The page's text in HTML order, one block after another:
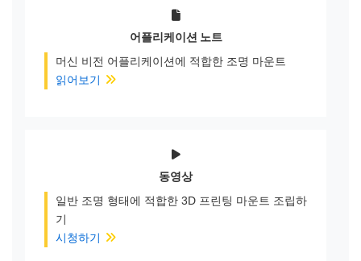
어플리케이션 노트
머신 비전 어플리케이션에 적합한 조명 마운트
읽어보기
동영상
일반 조명 형태에 적합한 3D 프린팅 마운트 조립하
기
시청하기